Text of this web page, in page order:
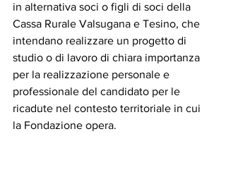
in alternativa soci o figli di soci della
Cassa Rurale Valsugana e Tesino, che
intendano realizzare un progetto di
studio o di lavoro di chiara importanza
per la realizzazione personale e
professionale del candidato per le
ricadute nel contesto territoriale in cui
la Fondazione opera.